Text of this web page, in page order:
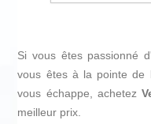
Si vous êtes passionné d'
vous êtes à la pointe de
vous échappe, achetez
meilleur prix.